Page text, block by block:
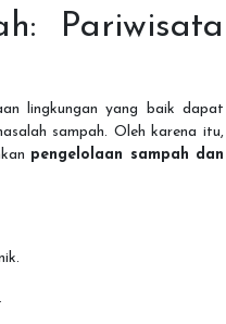
Pariwisata
lingkungan yang baik dapat
sampah. Oleh karena itu,
pengelolaan sampah dan